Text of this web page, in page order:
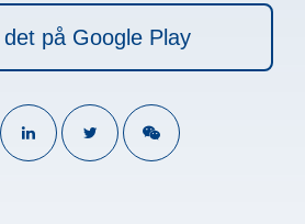
det på Google Play